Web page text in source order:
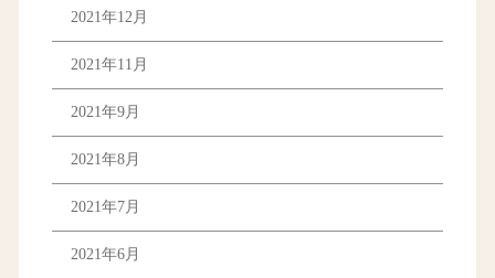
2021年12月
2021年11月
2021年9月
2021年8月
2021年7月
2021年6月